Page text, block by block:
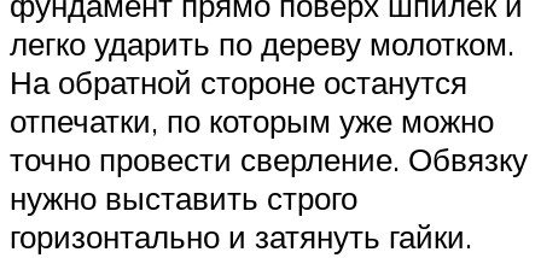
легко ударить по дереву молотком.
На обратной стороне останутся
отпечатки, по которым уже можно
точно провести сверление. Обвязку
нужно выставить строго
горизонтально и затянуть гайки.